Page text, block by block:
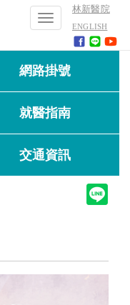
林新醫院
ENGLISH
Toggle
navigation
網路掛號
就醫指南
交通資訊